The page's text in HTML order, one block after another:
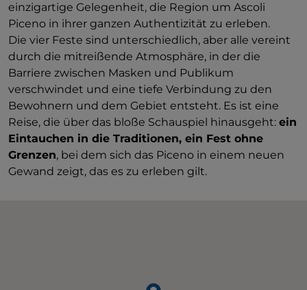
einzigartige Gelegenheit, die Region um Ascoli
Piceno in ihrer ganzen Authentizität zu erleben.
Die vier Feste sind unterschiedlich, aber alle vereint
durch die mitreißende Atmosphäre, in der die
Barriere zwischen Masken und Publikum
verschwindet und eine tiefe Verbindung zu den
Bewohnern und dem Gebiet entsteht. Es ist eine
Reise, die über das bloße Schauspiel hinausgeht: ein
Eintauchen in die Traditionen, ein Fest ohne
Grenzen, bei dem sich das Piceno in einem neuen
Gewand zeigt, das es zu erleben gilt.